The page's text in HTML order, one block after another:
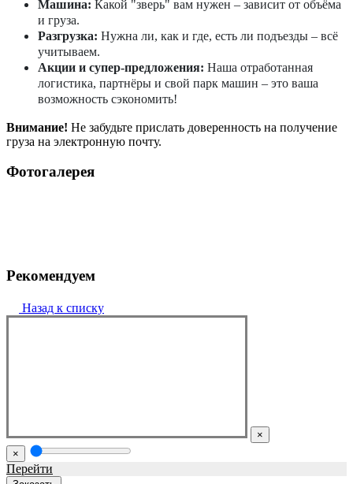
Машина: Какой "зверь" вам нужен – зависит от объёма
и груза.
Разгрузка: Нужна ли, как и где, есть ли подъезды – всё
учитываем.
Акции и супер-предложения: Наша отработанная
логистика, партнёры и свой парк машин – это ваша
возможность сэкономить!
Внимание! Не забудьте прислать доверенность на получение
груза на электронную почту.
Фотогалерея
Рекомендуем
Назад к списку
×
×
Перейти